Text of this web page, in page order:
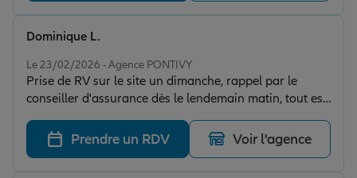
Le 23/02/2026 - Agence PONTIVY
Prise de RV sur le site un dimanche, rappel par le
conseiller d'assurance dès le lendemain matin, tout est
réglé en 1/2 heure par téléphone, très bonne
communication et excellent échange. Aucun besoin
d'être obligée de me déplacer à l'agence. Echanges par
mail confirmés ; Très satisfaite encore de cette agence.
Dominique L.
Prendre un RDV Voir l'agence